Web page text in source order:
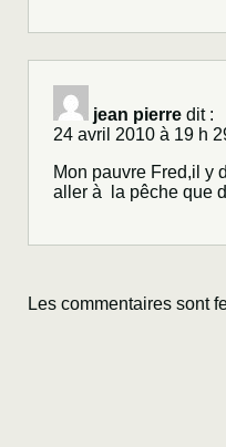
jean pierre dit :
24 avril 2010 à 19 h
Mon pauvre Fred,il y
aller à la pêche que
Les commentaires sont